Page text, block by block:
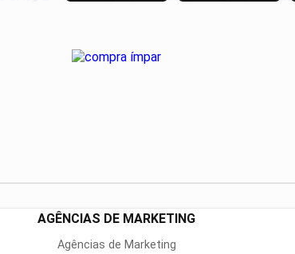
AGÊNCIAS DE MARKETING
Agências de Marketing